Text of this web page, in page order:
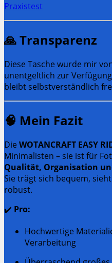
Praxistest
🙏Transparenz
Diese Tasche wurde mir
unentgeltlich zur
bleibt selbstverständlich
🧠 Mein Fazit
DieWOTANCRAFT EASY
Minimalisten – sie ist für
Qualität, Organisation
Sie trägt sich bequem,
robust.
✔️ Pro:
Hochwertige
Verarbeitung